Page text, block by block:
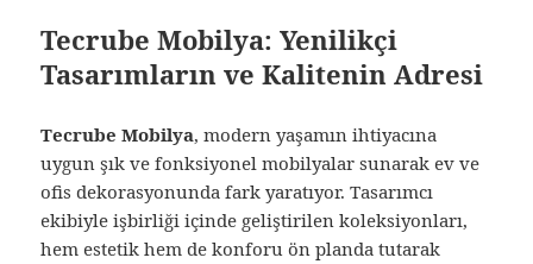
Tecrube Mobilya: Yenilikçi
Tasarımların ve Kalitenin Adresi
Tecrube Mobilya, modern yaşamın ihtiyacına
uygun şık ve fonksiyonel mobilyalar sunarak ev ve
ofis dekorasyonunda fark yaratıyor. Tasarımcı
ekibiyle işbirliği içinde geliştirilen koleksiyonları,
hem estetik hem de konforu ön planda tutarak